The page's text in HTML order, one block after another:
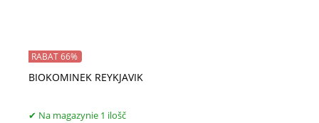
BIOKOMINEK REYKJAVIK
RABAT 66%
Na magazynie 1 ilošč